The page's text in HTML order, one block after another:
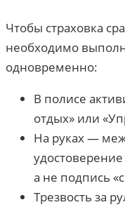
Чтобы страховка
необходимо
одновременно:
В полисе
отдых» или
На руках —
а не подпись
Трезвость за